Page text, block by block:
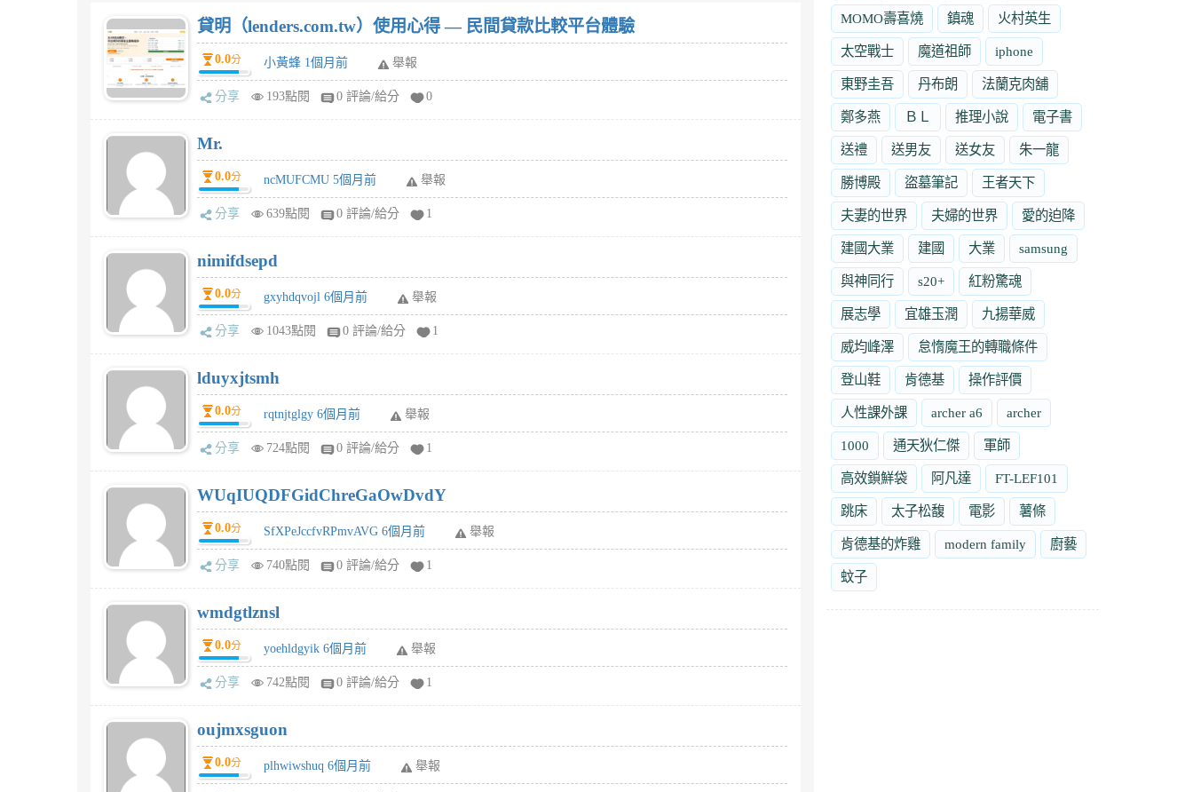
貸明（lenders.com.tw）使用心得 — 民間貸款比較平台體驗
0.0分 小黃蜂 1個月前 舉報
分享 193點閱 0 評論/給分 0
Mr.
0.0分 ncMUFCMU 5個月前 舉報
分享 639點閱 0 評論/給分 1
nimifdsepd
0.0分 gxyhdqvojl 6個月前 舉報
分享 1043點閱 0 評論/給分 1
lduyxjtsmh
0.0分 rqtnjtglgy 6個月前 舉報
分享 724點閱 0 評論/給分 1
WUqIUQDFGidChreGaOwDvdY
0.0分 SfXPeJccfvRPmvAVG 6個月前 舉報
分享 740點閱 0 評論/給分 1
wmdgtlznsl
0.0分 yoehldgyik 6個月前 舉報
分享 742點閱 0 評論/給分 1
oujmxsguon
0.0分 plhwiwshuq 6個月前 舉報
MOMO壽喜燒 鎮魂 火村英生
太空戰士 魔道祖師 iphone
東野圭吾 丹布朗 法蘭克肉舖
鄭多燕 ＢＬ 推理小說 電子書
送禮 送男友 送女友 朱一龍
勝博殿 盜墓筆記 王者天下
夫妻的世界 夫婦的世界 愛的迫降
建國大業 建國 大業 samsung
與神同行 s20+ 紅粉驚魂
展志學 宜雄玉潤 九揚華威
威均峰澤 怠惰魔王的轉職條件
登山鞋 肯德基 操作評價
人性課外課 archer a6 archer
1000 通天狄仁傑 軍師
高效鎖鮮袋 阿凡達 FT-LEF101
跳床 太子松馥 電影 薯條
肯德基的炸雞 modern family 廚藝
蚊子